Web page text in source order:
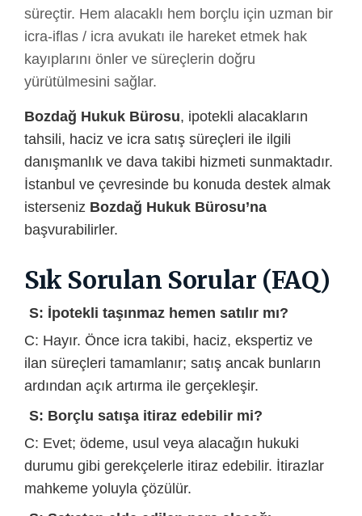
süreçtir. Hem alacaklı hem borçlu için uzman bir
icra-iflas / icra avukatı ile hareket etmek hak
kayıplarını önler ve süreçlerin doğru
yürütülmesini sağlar.
Bozdağ Hukuk Bürosu, ipotekli alacakların
tahsili, haciz ve icra satış süreçleri ile ilgili
danışmanlık ve dava takibi hizmeti sunmaktadır.
İstanbul ve çevresinde bu konuda destek almak
isterseniz Bozdağ Hukuk Bürosu’na
başvurabilirler.
Sık Sorulan Sorular (FAQ)
S: İpotekli taşınmaz hemen satılır mı?
C: Hayır. Önce icra takibi, haciz, ekspertiz ve
ilan süreçleri tamamlanır; satış ancak bunların
ardından açık artırma ile gerçekleşir.
S: Borçlu satışa itiraz edebilir mi?
C: Evet; ödeme, usul veya alacağın hukuki
durumu gibi gerekçelerle itiraz edebilir. İtirazlar
mahkeme yoluyla çözülür.